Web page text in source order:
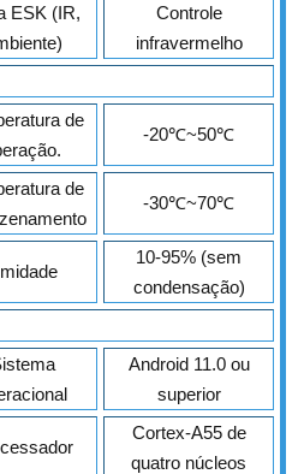
ESK (IR,
Controle
infravermelho
de
-20℃~50℃
de
-30℃~70℃
10-95% (sem
condensação)
Android 11.0 ou
superior
Cortex-A55 de
quatro núcleos